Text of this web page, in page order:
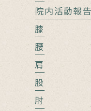
院内活動報
膝
腰
肩
股
肘